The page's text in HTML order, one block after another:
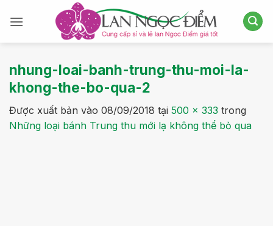
qua
nhung-loai-banh-trung-thu-moi-la-
khong-the-bo-qua-2
Được xuất bản vào 08/09/2018 tại 500 × 333 trong
Những loại bánh Trung thu mới lạ không thể bỏ qua